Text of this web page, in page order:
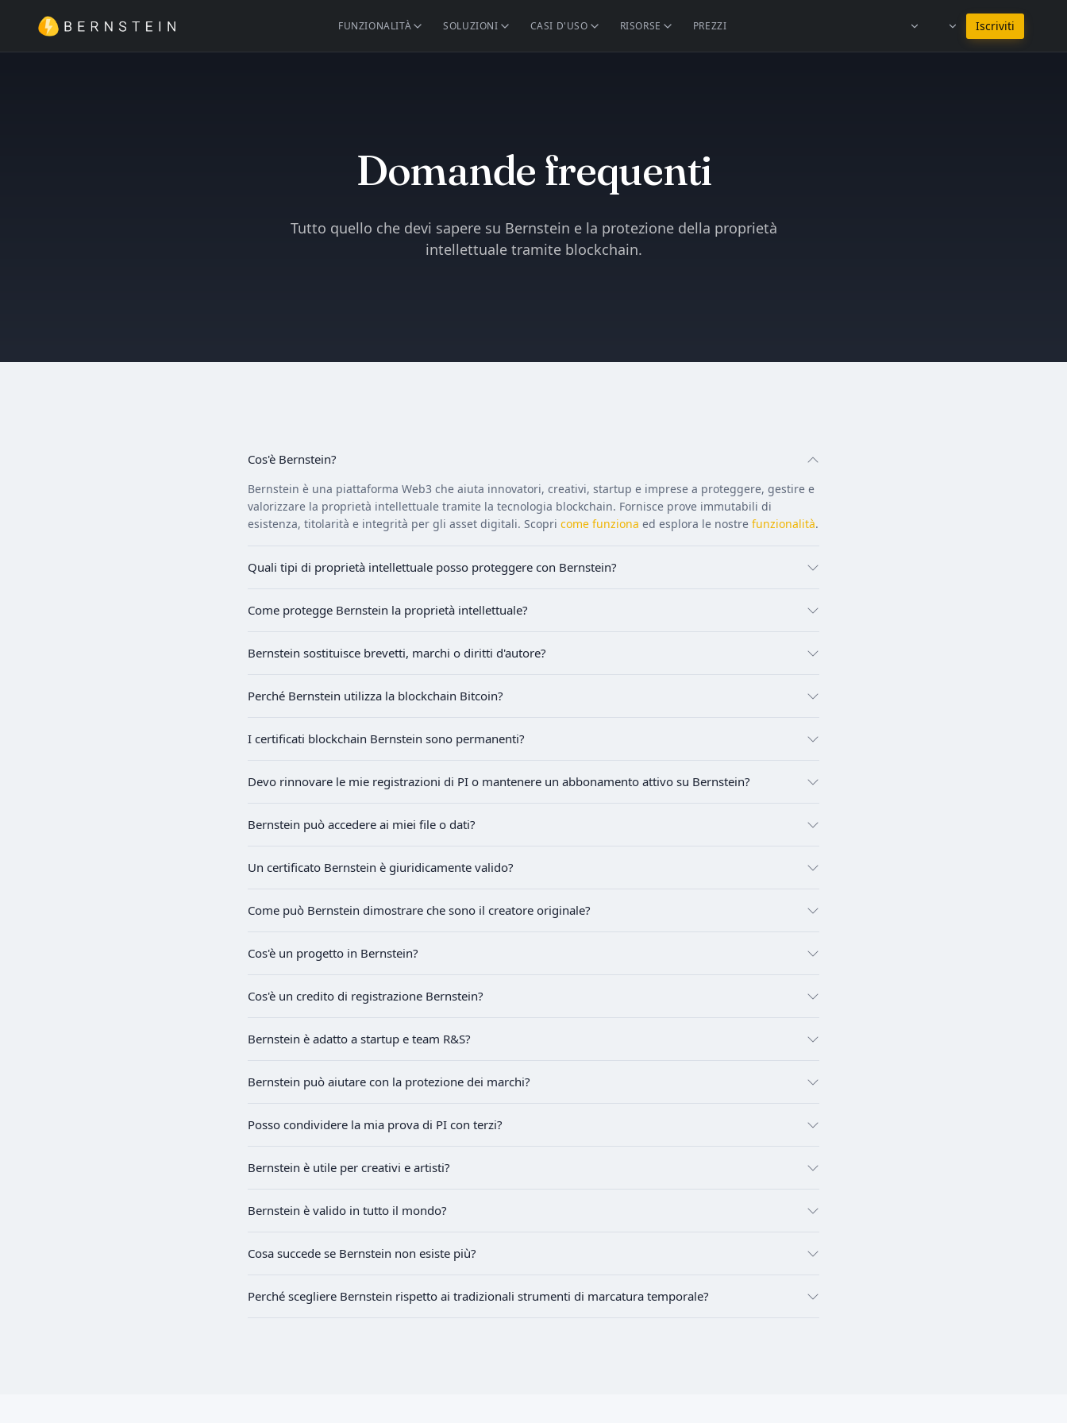
Resta in Italiano
FUNZIONALITÀ SOLUZIONI CASI D'USO RISORSE PREZZI Iscriviti
Domande frequenti
Tutto quello che devi sapere su Bernstein e la protezione della proprietà
intellettuale tramite blockchain.
Cos'è Bernstein?
Bernstein è una piattaforma Web3 che aiuta innovatori, creativi, startup e imprese a proteggere, gestire e
valorizzare la proprietà intellettuale tramite la tecnologia blockchain. Fornisce prove immutabili di
esistenza, titolarità e integrità per gli asset digitali. Scopri come funziona ed esplora le nostre funzionalità.
Quali tipi di proprietà intellettuale posso proteggere con Bernstein?
Come protegge Bernstein la proprietà intellettuale?
Bernstein sostituisce brevetti, marchi o diritti d'autore?
Perché Bernstein utilizza la blockchain Bitcoin?
I certificati blockchain Bernstein sono permanenti?
Devo rinnovare le mie registrazioni di PI o mantenere un abbonamento attivo su Bernstein?
Bernstein può accedere ai miei file o dati?
Un certificato Bernstein è giuridicamente valido?
Come può Bernstein dimostrare che sono il creatore originale?
Cos'è un progetto in Bernstein?
Cos'è un credito di registrazione Bernstein?
Bernstein è adatto a startup e team R&S?
Bernstein può aiutare con la protezione dei marchi?
Posso condividere la mia prova di PI con terzi?
Bernstein è utile per creativi e artisti?
Bernstein è valido in tutto il mondo?
Cosa succede se Bernstein non esiste più?
Perché scegliere Bernstein rispetto ai tradizionali strumenti di marcatura temporale?